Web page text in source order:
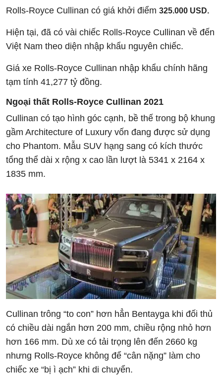
Rolls-Royce Cullinan có giá khởi điểm 325.000 USD.
Hiện tại, đã có vài chiếc Rolls-Royce Cullinan về đến
Việt Nam theo diện nhập khẩu nguyên chiếc.
Giá xe Rolls-Royce Cullinan nhập khẩu chính hãng
tạm tính 41,277 tỷ đồng.
Ngoại thất Rolls-Royce Cullinan 2021
Cullinan có tạo hình góc cạnh, bề thế trong bộ khung
gầm Architecture of Luxury vốn đang được sử dụng
cho Phantom. Mẫu SUV hạng sang có kích thước
tổng thể dài x rộng x cao lần lượt là 5341 x 2164 x
1835 mm.
Cullinan trông “to con” hơn hẳn Bentayga khi đối thủ
có chiều dài ngắn hơn 200 mm, chiều rộng nhỏ hơn
hơn 166 mm. Dù xe có tải trọng lên đến 2660 kg
nhưng Rolls-Royce không để “cân nặng” làm cho
chiếc xe “bị ì ạch” khi di chuyển.